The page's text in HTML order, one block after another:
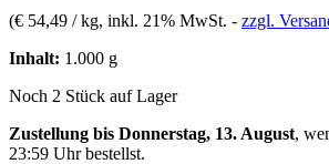
(€ 54,49 / kg, inkl. 21% MwSt. - zzgl.
Inhalt: 1.000 g
Noch 2 Stück auf Lager
Zustellung bis Donnerstag, 13. August,
23:59 Uhrbestellst.